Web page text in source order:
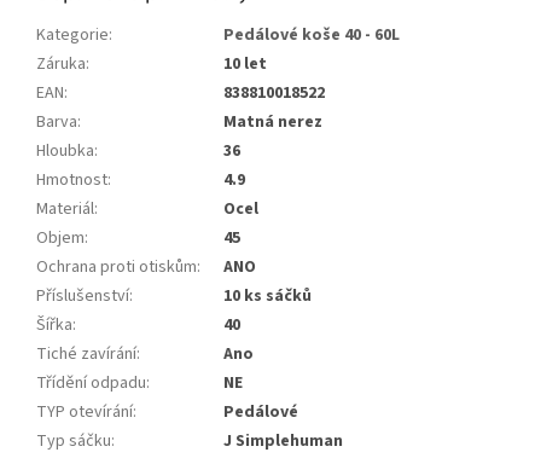
Kategorie:
Pedálové koše 40 - 60L
Záruka:
10 let
EAN:
838810018522
Barva:
Matná nerez
Hloubka:
36
Hmotnost:
4.9
Materiál:
Ocel
Objem:
45
Ochrana proti otiskům:
ANO
Příslušenství:
10 ks sáčků
Šířka:
40
Tiché zavírání:
Ano
Třídění odpadu:
NE
TYP otevírání:
Pedálové
Typ sáčku: J Simplehuman